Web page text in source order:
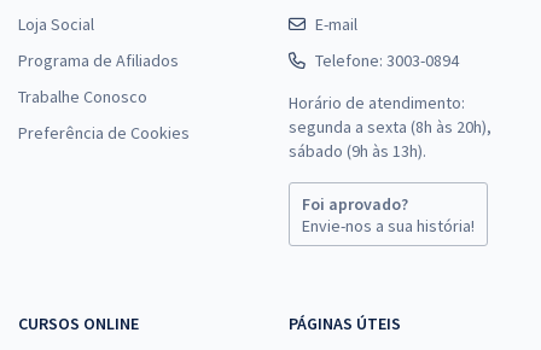
Loja Social
Programa de Afiliados
Trabalhe Conosco
Preferência de Cookies
E-mail
Telefone: 3003-0894
Horário de atendimento:
segunda a sexta (8h às 20h),
sábado (9h às 13h).
Foi aprovado?
Envie-nos a sua história!
CURSOS ONLINE
PÁGINAS ÚTEIS